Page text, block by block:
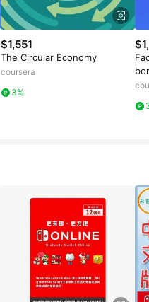
$1,551
The Circular Economy
coursera
3%